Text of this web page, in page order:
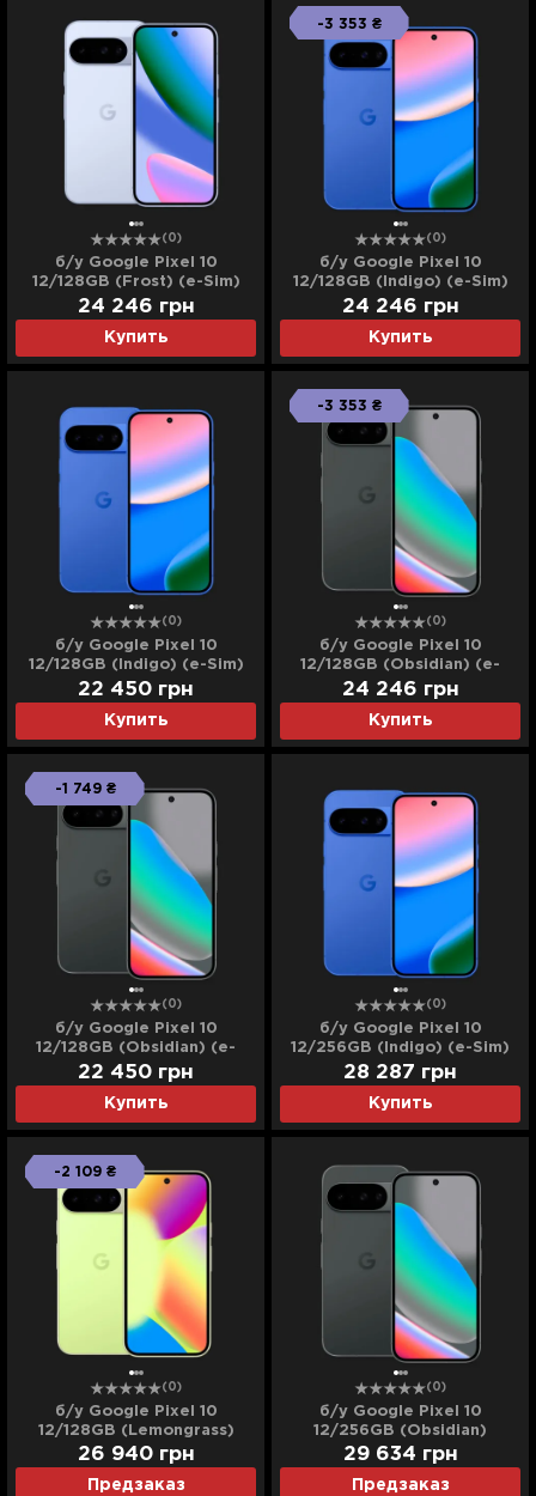
(0)
б/у Google Pixel 10
12/128GB (Frost) (e-Sim)
(Идеальное состояние)
Купить
24 246 грн
-3 353 ₴
(0)
б/у Google Pixel 10
12/128GB (Indigo) (e-Sim)
(Идеальное состояние)
Купить
24 246 грн
(0)
б/у Google Pixel 10
12/128GB (Indigo) (e-Sim)
(Хорошее состояние)
Купить
22 450 грн
-3 353 ₴
(0)
б/у Google Pixel 10
12/128GB (Obsidian) (e-
Sim) (Идеальное
состояние)
Купить
24 246 грн
-1 749 ₴
(0)
б/у Google Pixel 10
12/128GB (Obsidian) (e-
Sim) (Хорошее состояние)
Купить
22 450 грн
(0)
б/у Google Pixel 10
12/256GB (Indigo) (e-Sim)
(Идеальное состояние)
Купить
28 287 грн
-2 109 ₴
(0)
б/у Google Pixel 10
12/128GB (Lemongrass)
(Идеальное состояние)
Предзаказ
26 940 грн
(0)
б/у Google Pixel 10
12/256GB (Obsidian)
(Хорошее состояние)
Предзаказ
29 634 грн